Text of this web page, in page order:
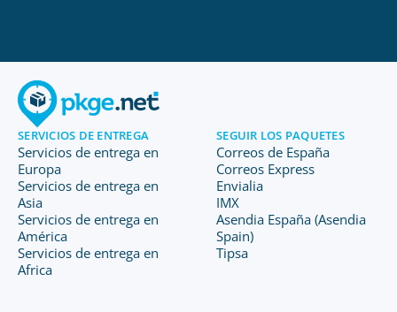
SERVICIOS DE ENTREGA
Servicios de entrega en
Europa
Servicios de entrega en
Asia
Servicios de entrega en
América
Servicios de entrega en
Africa
SEGUIR LOS PAQUETES
Correos de España
Correos Express
Envialia
IMX
Asendia España (Asendia
Spain)
Tipsa